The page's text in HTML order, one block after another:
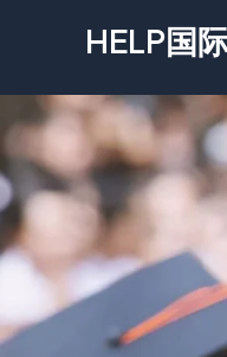
容
HELP国